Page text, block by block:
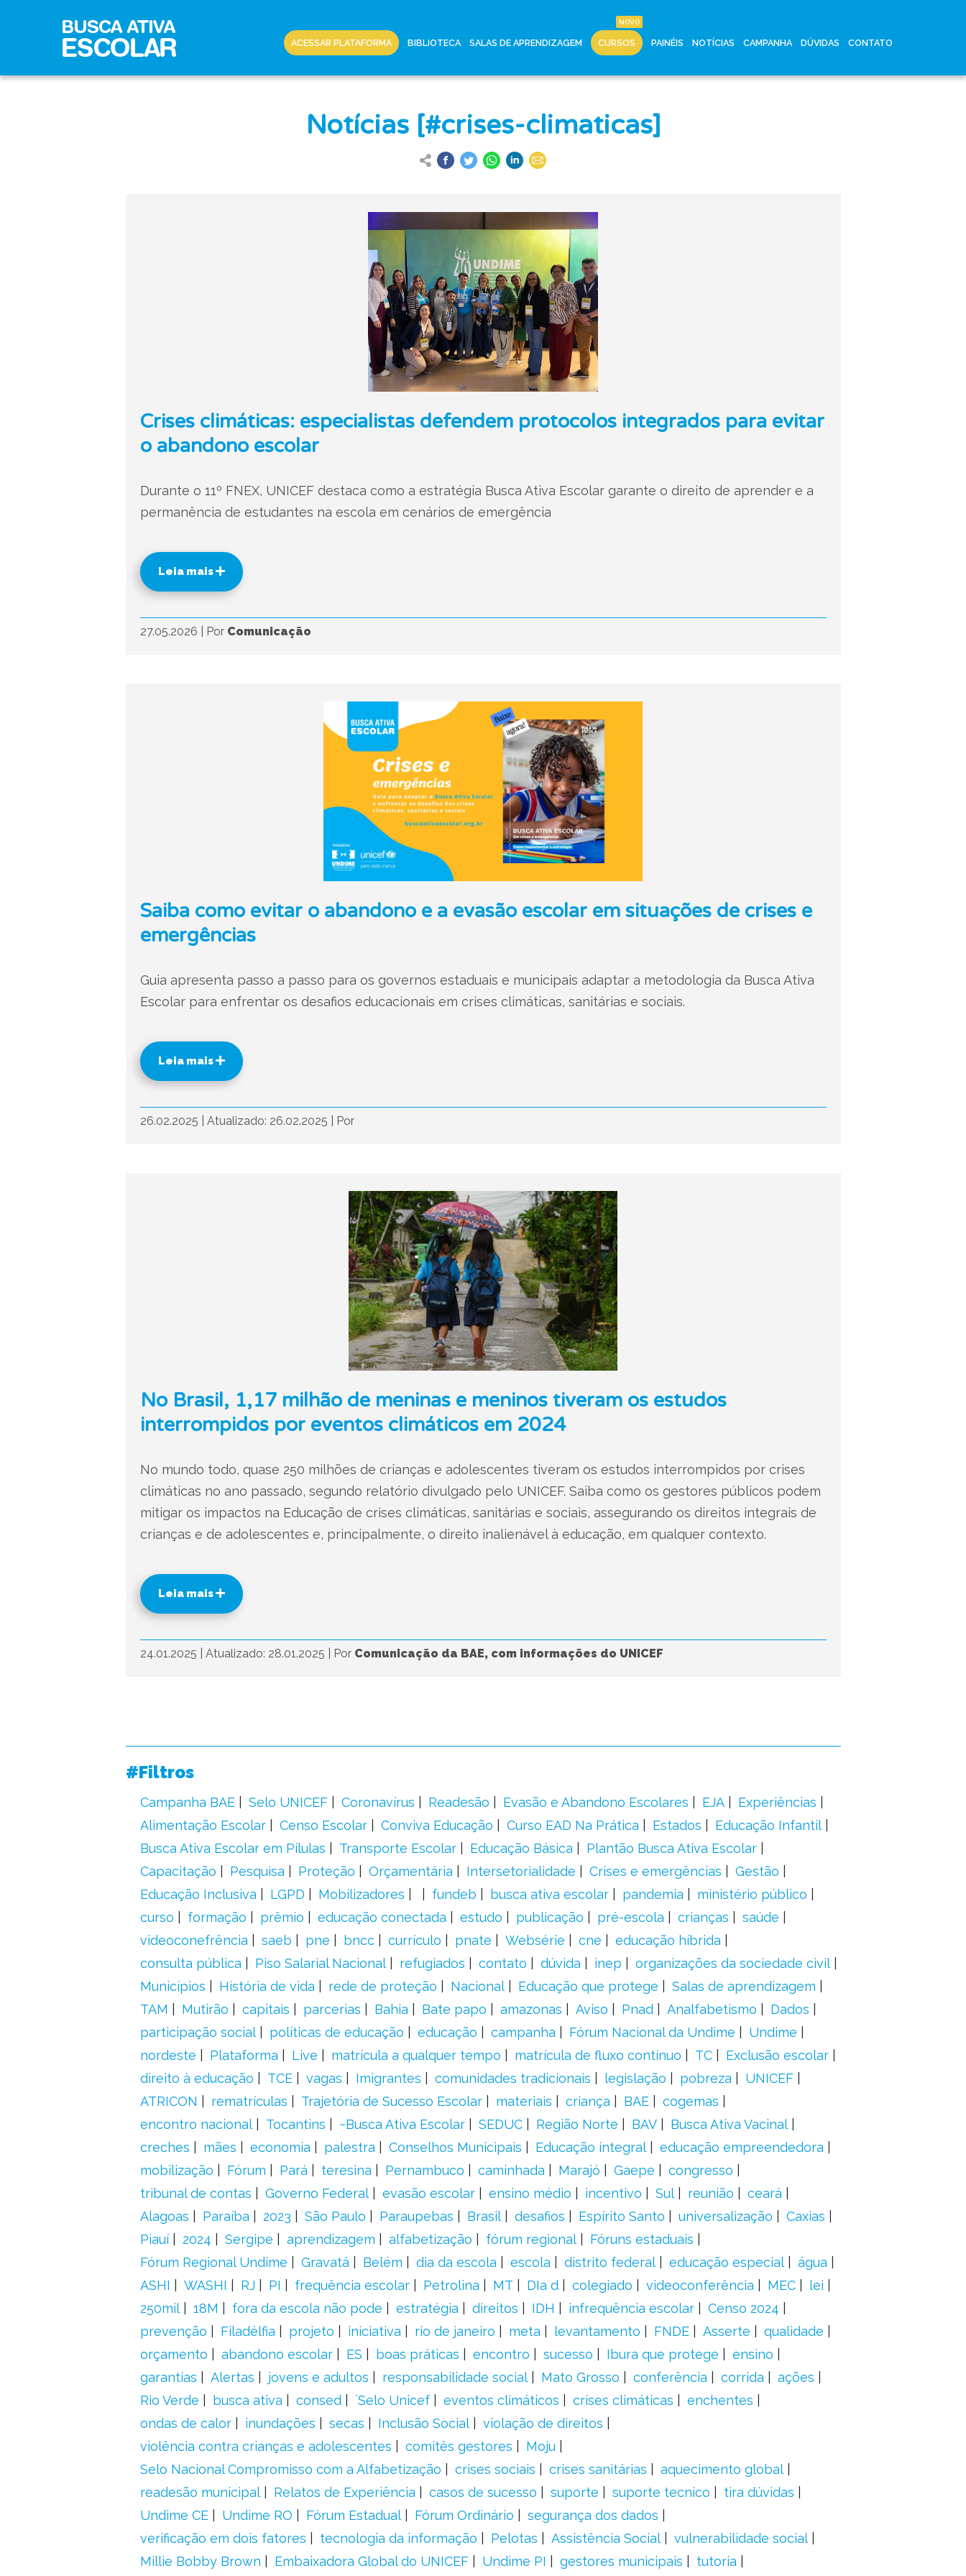
ACESSAR PLATAFORMA BIBLIOTECA SALAS DE APRENDIZAGEM CURSOS PAINÉIS NOTÍCIAS CAMPANHA DÚVIDAS CONTATO
Notícias [#crises-climaticas]
Crises climáticas: especialistas defendem protocolos integrados para evitar
o abandono escolar
Durante o 11º FNEX, UNICEF destaca como a estratégia Busca Ativa Escolar garante o direito de aprender e a
permanência de estudantes na escola em cenários de emergência
Leia mais
27.05.2026 Por Comunicação
Saiba como evitar o abandono e a evasão escolar em situações de crises e
emergências
Guia apresenta passo a passo para os governos estaduais e municipais adaptar a metodologia da Busca Ativa
Escolar para enfrentar os desafios educacionais em crises climáticas, sanitárias e sociais.
Leia mais
26.02.2025 Atualizado: 26.02.2025 Por
No Brasil, 1,17 milhão de meninas e meninos tiveram os estudos
interrompidos por eventos climáticos em 2024
No mundo todo, quase 250 milhões de crianças e adolescentes tiveram os estudos interrompidos por crises
climáticas no ano passado, segundo relatório divulgado pelo UNICEF. Saiba como os gestores públicos podem
mitigar os impactos na Educação de crises climáticas, sanitárias e sociais, assegurando os direitos integrais de
crianças e de adolescentes e, principalmente, o direito inalienável à educação, em qualquer contexto.
Leia mais
24.01.2025 Atualizado: 28.01.2025 Por Comunicação da BAE, com informações do UNICEF
#Filtros
Campanha BAE Selo UNICEF Coronavírus Readesão Evasão e Abandono Escolares EJA
Experiências
Alimentação Escolar
Censo Escolar Conviva Educação Curso EAD Na Prática Estados
Educação Infantil
Busca Ativa Escolar em Pílulas
Transporte Escolar Educação Básica
Plantão Busca Ativa Escolar
Capacitação
Pesquisa Proteção Orçamentária Intersetorialidade Crises e emergências
Gestão
Educação Inclusiva
LGPD Mobilizadores fundeb busca ativa escolar pandemia
ministério público
curso
formação prêmio educação conectada estudo publicação pré-escola crianças
saúde
videoconefrência
saeb pne bncc currículo pnate Websérie cne
educação híbrida
consulta pública
Piso Salarial Nacional refugiados contato dúvida inep
organizações da sociedade civil
Municípios
História de vida rede de proteção Nacional Educação que protege
Salas de aprendizagem
TAM
Mutirão capitais parcerias Bahia Bate papo amazonas Aviso Pnad Analfabetismo
Dados
participação social
políticas de educação educação campanha Fórum Nacional da Undime
Undime
nordeste
Plataforma Live matrícula a qualquer tempo matrícula de fluxo contínuo TC
Exclusão escolar
direito à educação
TCE vagas Imigrantes comunidades tradicionais legislação pobreza
UNICEF
ATRICON
rematrículas Trajetória de Sucesso Escolar materiais criança BAE
cogemas
encontro nacional
Tocantins ~Busca Ativa Escolar SEDUC Região Norte BAV
Busca Ativa Vacinal
creches
mães economia palestra Conselhos Municipais Educação integral
educação empreendedora
mobilização
Fórum Pará teresina Pernambuco caminhada Marajó Gaepe
congresso
tribunal de contas
Governo Federal evasão escolar ensino médio incentivo Sul reunião
ceará
Alagoas
Paraíba 2023 São Paulo Paraupebas Brasil desafios Espírito Santo universalização
Caxias
Piauí
2024 Sergipe aprendizagem alfabetização fórum regional
Fóruns estaduais
Fórum Regional Undime
Gravatá Belém dia da escola escola distrito federal educação especial
água
ASHI
WASHI RJ PI frequência escolar Petrolina MT DIa d colegiado videoconferência MEC
lei
250mil
18M fora da escola não pode estratégia direitos IDH infrequência escolar
Censo 2024
prevenção
Filadélfia projeto iniciativa rio de janeiro meta levantamento FNDE Asserte
qualidade
orçamento
abandono escolar ES boas práticas encontro sucesso Ibura que protege
ensino
garantias
Alertas jovens e adultos responsabilidade social Mato Grosso conferência corrida
ações
Rio Verde
busca ativa consed ´Selo Unicef eventos climáticos crises climáticas
enchentes
ondas de calor
inundações secas Inclusão Social
violação de direitos
violência contra crianças e adolescentes
comitês gestores
Moju
Selo Nacional Compromisso com a Alfabetização
crises sociais crises sanitárias
aquecimento global
readesão municipal
Relatos de Experiência casos de sucesso suporte suporte tecnico
tira dúvidas
Undime CE
Undime RO Fórum Estadual Fórum Ordinário
segurança dos dados
verificação em dois fatores
tecnologia da informação Pelotas Assistência Social
vulnerabilidade social
Millie Bobby Brown
Embaixadora Global do UNICEF Undime PI gestores municipais tutoria